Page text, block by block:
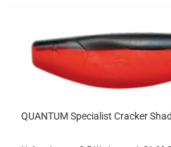
QUANTUM Specialist Cracker